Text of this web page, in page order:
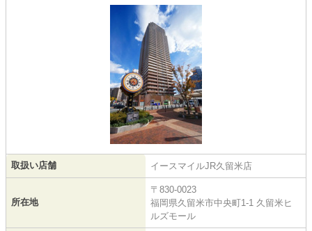
取扱い店舗 イースマイルJR久留米店
所在地
〒830-0023
福岡県久留米市中央町1-1 久留米ヒ
ルズモール